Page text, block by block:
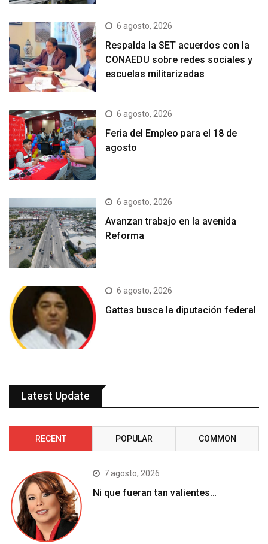
6 agosto, 2026
Respalda la SET acuerdos con la
CONAEDU sobre redes sociales y
escuelas militarizadas
6 agosto, 2026
Feria del Empleo para el 18 de
agosto
6 agosto, 2026
Avanzan trabajo en la avenida
Reforma
6 agosto, 2026
Gattas busca la diputación federal
Latest Update
RECENT POPULAR COMMON
7 agosto, 2026
Ni que fueran tan valientes…